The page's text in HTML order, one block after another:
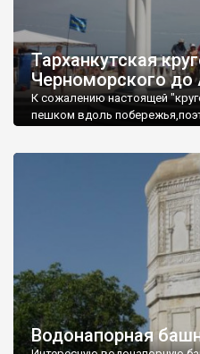
Тарханкутская
Черноморского
К сожалению настоящей
пешком вдоль
Водонапорная